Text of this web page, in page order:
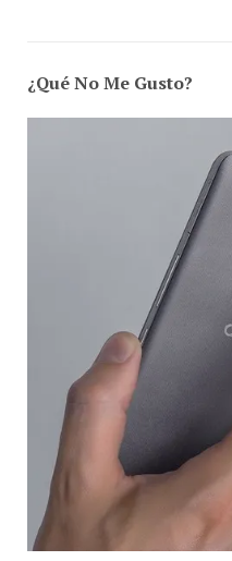
¿Qué No Me Gusto?